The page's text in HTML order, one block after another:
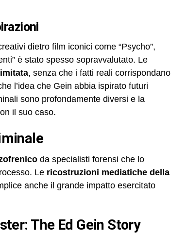
dietro film iconici come “Psycho”,
è stato spesso sopravvalutato. Le
, senza che i fatti reali corrispondano
l’idea che Gein abbia ispirato futuri
sono profondamente diversi e la
il suo caso.
da specialisti forensi che lo
Le ricostruzioni mediatiche della
anche il grande impatto esercitato
The Ed Gein Story